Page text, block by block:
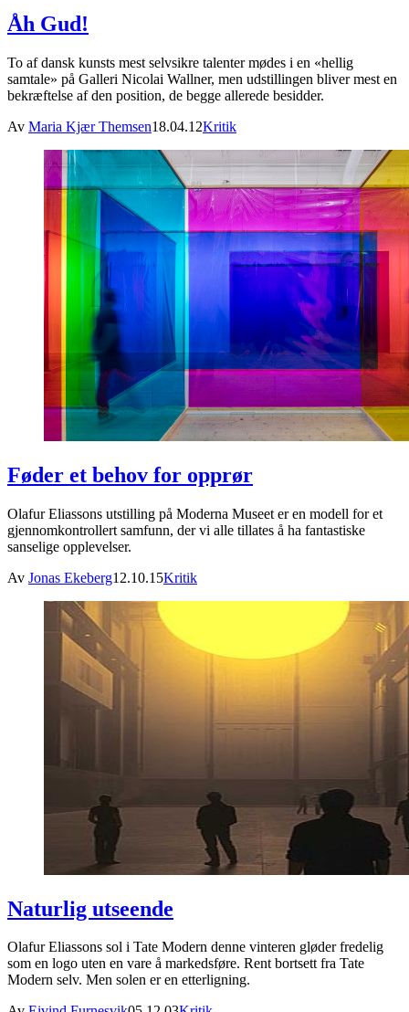
Åh Gud!
To af dansk kunsts mest selvsikre talenter mødes i en «hellig
samtale» på Galleri Nicolai Wallner, men udstillingen bliver mest en
bekræftelse af den position, de begge allerede besidder.
Av Maria Kjær Themsen18.04.12Kritik
Føder et behov for opprør
Olafur Eliassons utstilling på Moderna Museet er en modell for et
gjennomkontrollert samfunn, der vi alle tillates å ha fantastiske
sanselige opplevelser.
Av Jonas Ekeberg12.10.15Kritik
Naturlig utseende
Olafur Eliassons sol i Tate Modern denne vinteren gløder fredelig
som en logo uten en vare å markedsføre. Rent bortsett fra Tate
Modern selv. Men solen er en etterligning.